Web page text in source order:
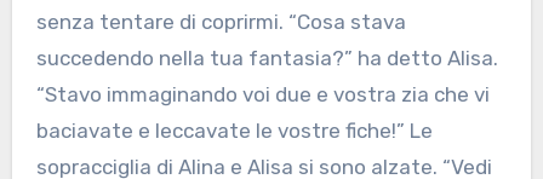
senza tentare di coprirmi. “Cosa stava
succedendo nella tua fantasia?” ha detto Alisa.
“Stavo immaginando voi due e vostra zia che vi
baciavate e leccavate le vostre fiche!” Le
sopracciglia di Alina e Alisa si sono alzate. “Vedi